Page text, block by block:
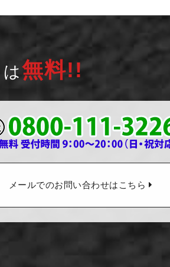
無料!!
メールでのお問い合わせはこちら